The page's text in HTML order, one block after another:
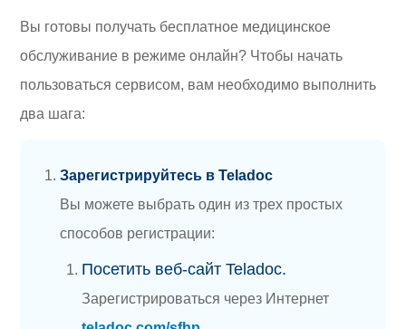
Вы готовы получать бесплатное медицинское
обслуживание в режиме онлайн? Чтобы начать
пользоваться сервисом, вам необходимо выполнить
два шага:
Зарегистрируйтесь в Teladoc
Вы можете выбрать один из трех простых
способов регистрации:
Посетить веб-сайт Teladoc.
Зарегистрироваться через Интернет